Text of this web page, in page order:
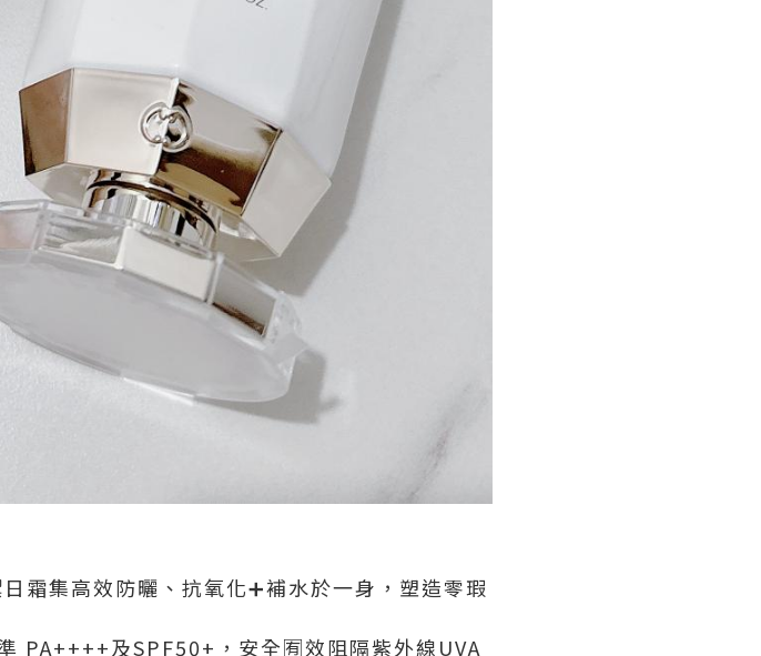
霜集高效防曬、抗氧化➕補水於一身，塑造零瑕
PA++++及SPF50+，安全🈶效阻隔紫外線UVA